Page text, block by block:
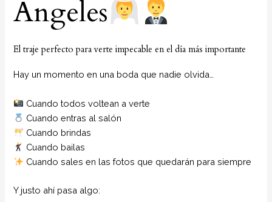
Angeles
El traje perfecto para verte impecable en el día más importante
Hay un momento en una boda que nadie olvida…
Cuando todos voltean a verte
Cuando entras al salón
Cuando brindas
Cuando bailas
Cuando sales en las fotos que quedarán para siempre
Y justo ahí pasa algo: